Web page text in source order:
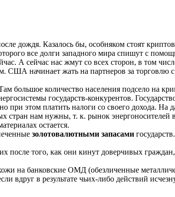
дождя. Казалось бы, особняком стоят
все долги западного мира спишут с
А сейчас нас жмут со всех сторон, в том
начинает жать на партнеров за торговлю
большое количество населения подсело на
государств-конкурентов.
этом платить налоги со своего дохода. На
нам нужны, т. к. рынок энергоносителей
остается.
золотовалютными запасами
того, как они кинут доверчивых граждан,
на банковские ОМД (обезличенные
в результате чьих-либо действий